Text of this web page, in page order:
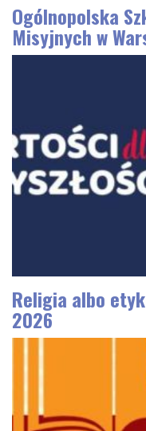
Ogólnopolska
Misyjnych w
Religia albo
2026